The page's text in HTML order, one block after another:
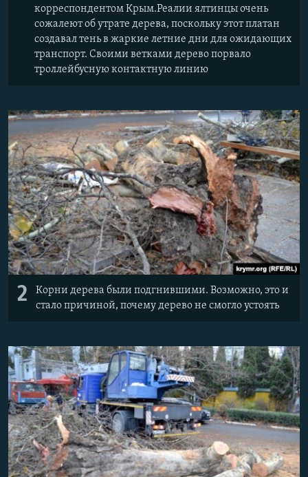
корреспондентом Крым.Реалии ялтинцы очень
сожалеют об утрате дерева, поскольку этот платан
создавал тень в жаркие летние дни для ожидающих
транспорт. Своими ветками дерево порвало
троллейбусную контактную линию
2
Корни дерева были подгнившими. Возможно, это и
стало причиной, почему дерево не смогло устоять